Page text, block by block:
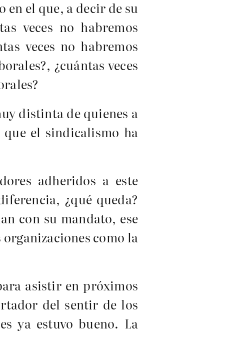
el que, a decir de su
veces no habremos
veces no habremos
¿cuántas veces
distinta de quienes a
el sindicalismo ha
adheridos a este
¿qué queda?
con su mandato, ese
como la
asistir en próximos
del sentir de los
ya estuvo bueno. La